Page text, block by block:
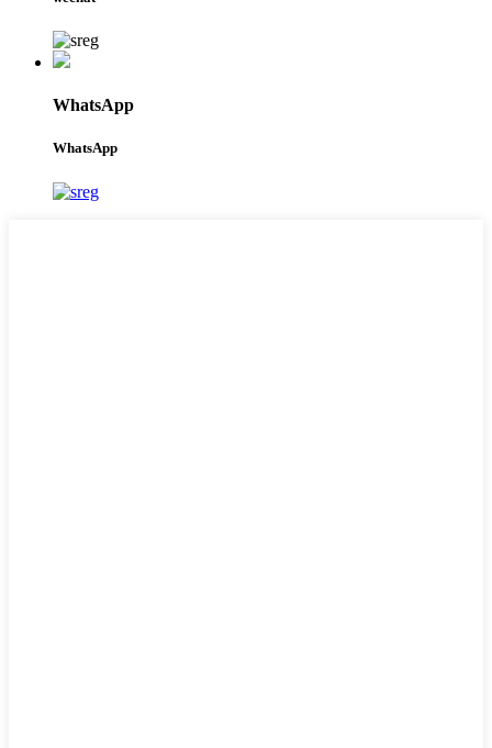
WhatsApp
WhatsApp